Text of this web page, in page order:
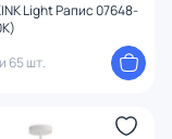
Light Рапис 07648-
65 шт.